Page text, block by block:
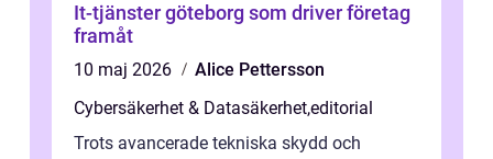
It-tjänster göteborg som driver företag
framåt
10 maj 2026
Alice Pettersson
Cybersäkerhet & Datasäkerhet,editorial
Trots avancerade tekniska skydd och